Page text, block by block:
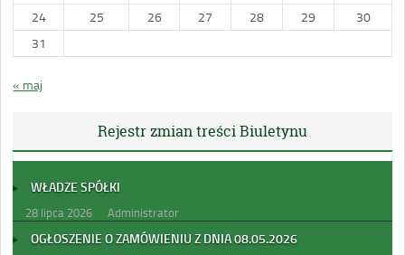
24
25 26 27 28 29
30
31
« maj
Rejestr zmian treści Biuletynu
WŁADZE SPÓŁKI
28 lipca 2026 Administrator
OGŁOSZENIE O ZAMÓWIENIU Z DNIA 08.05.2026